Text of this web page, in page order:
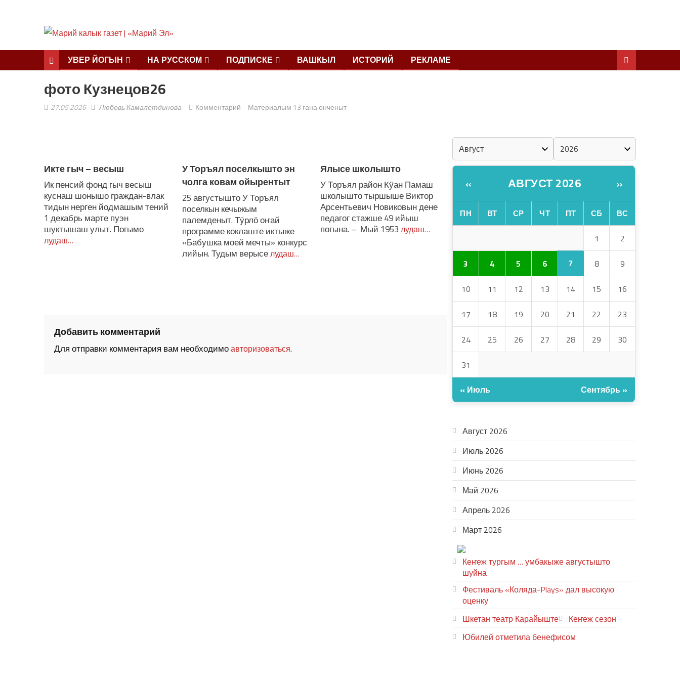
УВЕР ЙОГЫН НА РУССКОМ ПОДПИСКЕ ВАШКЫЛ ИСТОРИЙ РЕКЛАМЕ
фото Кузнецов26
27.05.2026 Любовь Камалетдинова Комментарий Материалым 13 гана онченыт
Икте гыч – весыш
Ик пенсий фонд гыч весыш
куснаш шонышо граждан-влак
тидын нерген йодмашым тений
1 декабрь марте пуэн
шуктышаш улыт. Погымо
лудаш…
У Торъял поселкышто эн
чолга ковам ойырентыт
25 августышто У Торъял
поселкын кечыжым
палемденыт. Тӱрлӧ оҥай
программе коклаште иктыже
«Бабушка моей мечты» конкурс
лийын. Тудым верыселудаш…
Ялысе школышто
У Торъял район Кӱан Памаш
школышто тыршыше Виктор
Арсентьевич Новиковын дене
педагог стажше 49 ийыш
погына. – Мый 1953 лудаш…
Добавить комментарий
Для отправки комментария вам необходимоавторизоваться.
« АВГУСТ 2026 »
ПН ВТ СР ЧТ ПТ СБ ВС
1 2
3 4 5 6 7 8 9
10 11 12 13 14 15 16
17 18 19 20 21 22 23
24 25 26 27 28 29 30
31
« Июль Сентябрь »
Август 2026
Июль 2026
Июнь 2026
Май 2026
Апрель 2026
Март 2026
Кеҥеж тургым … умбакыже августышто
шуйна
Фестиваль «Коляда-Plays» дал высокую
оценку
Шкетан театр Карайыште
Кеҥеж сезон
Юбилей отметила бенефисом